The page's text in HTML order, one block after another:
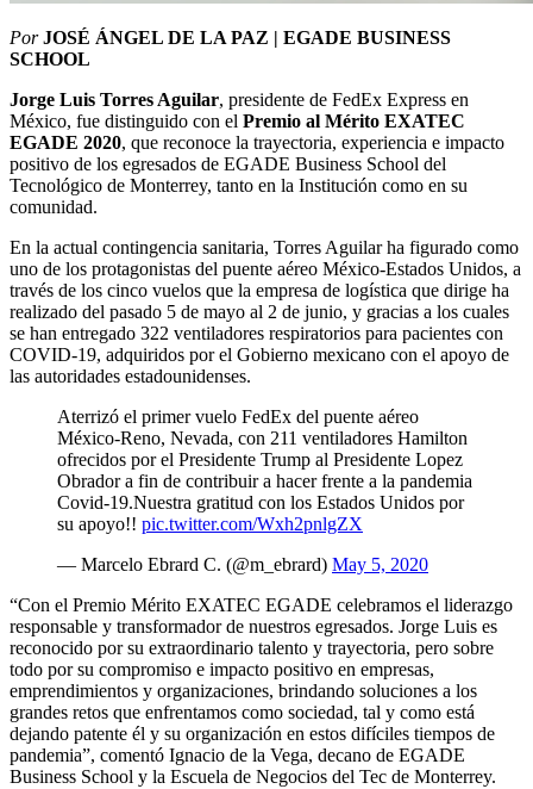
PorJOSÉ ÁNGEL DE LA PAZ | EGADE BUSINESS
SCHOOL
Jorge Luis Torres Aguilar, presidente de FedEx Express en
México, fue distinguido con el Premio al Mérito EXATEC
EGADE 2020, que reconoce la trayectoria, experiencia e impacto
positivo de los egresados de EGADE Business School del
Tecnológico de Monterrey, tanto en la Institución como en su
comunidad.
En la actual contingencia sanitaria, Torres Aguilar ha figurado como
uno de los protagonistas del puente aéreo México-Estados Unidos, a
través de los cinco vuelos que la empresa de logística que dirige ha
realizado del pasado 5 de mayo al 2 de junio, y gracias a los cuales
se han entregado 322 ventiladores respiratorios para pacientes con
COVID-19, adquiridos por el Gobierno mexicano con el apoyo de
las autoridades estadounidenses.
Aterrizó el primer vuelo FedEx del puente aéreo
México-Reno, Nevada, con 211 ventiladores Hamilton
ofrecidos por el Presidente Trump al Presidente Lopez
Obrador a fin de contribuir a hacer frente a la pandemia
Covid-19.Nuestra gratitud con los Estados Unidos por
su apoyo!! pic.twitter.com/Wxh2pnlgZX
— Marcelo Ebrard C. (@m_ebrard) May 5, 2020
“Con el Premio Mérito EXATEC EGADE celebramos el liderazgo
responsable y transformador de nuestros egresados. Jorge Luis es
reconocido por su extraordinario talento y trayectoria, pero sobre
todo por su compromiso e impacto positivo en empresas,
emprendimientos y organizaciones, brindando soluciones a los
grandes retos que enfrentamos como sociedad, tal y como está
dejando patente él y su organización en estos difíciles tiempos de
pandemia”, comentó Ignacio de la Vega, decano de EGADE
Business School y la Escuela de Negocios del Tec de Monterrey.